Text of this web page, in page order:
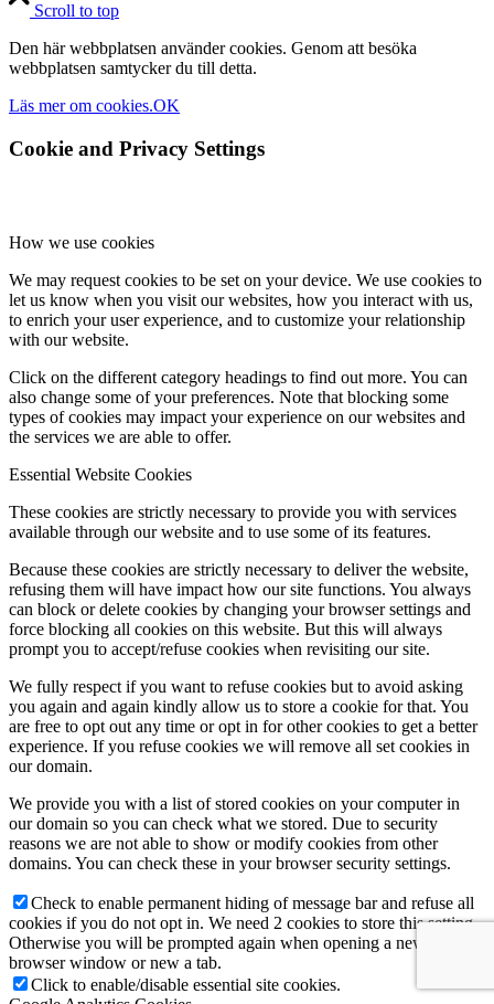
Scroll to top
Den här webbplatsen använder cookies. Genom att besöka
webbplatsen samtycker du till detta.
Läs mer om cookies.OK
Cookie and Privacy Settings
How we use cookies
We may request cookies to be set on your device. We use cookies to
let us know when you visit our websites, how you interact with us,
to enrich your user experience, and to customize your relationship
with our website.
Click on the different category headings to find out more. You can
also change some of your preferences. Note that blocking some
types of cookies may impact your experience on our websites and
the services we are able to offer.
Essential Website Cookies
These cookies are strictly necessary to provide you with services
available through our website and to use some of its features.
Because these cookies are strictly necessary to deliver the website,
refusing them will have impact how our site functions. You always
can block or delete cookies by changing your browser settings and
force blocking all cookies on this website. But this will always
prompt you to accept/refuse cookies when revisiting our site.
We fully respect if you want to refuse cookies but to avoid asking
you again and again kindly allow us to store a cookie for that. You
are free to opt out any time or opt in for other cookies to get a better
experience. If you refuse cookies we will remove all set cookies in
our domain.
We provide you with a list of stored cookies on your computer in
our domain so you can check what we stored. Due to security
reasons we are not able to show or modify cookies from other
domains. You can check these in your browser security settings.
Check to enable permanent hiding of message bar and refuse all
cookies if you do not opt in. We need 2 cookies to store this setting.
Otherwise you will be prompted again when opening a new
browser window or new a tab.
Click to enable/disable essential site cookies.